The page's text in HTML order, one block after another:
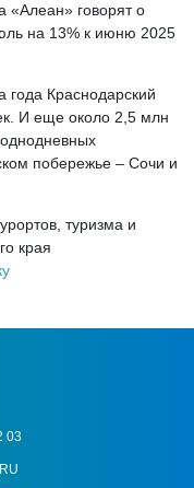
«Алеан» говорят о
на 13% к июню 2025
года Краснодарский
И еще около 2,5 млн
побережье – Сочи и
туризма и
края
03